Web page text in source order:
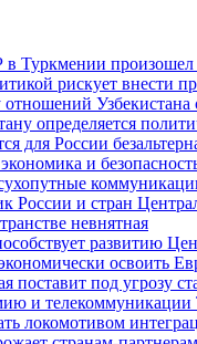
Туркмении произошел
рискует внести
определяется
для России
и
России и стран
невнятная
развитию
освоить
под угрозу
и
локомотивом